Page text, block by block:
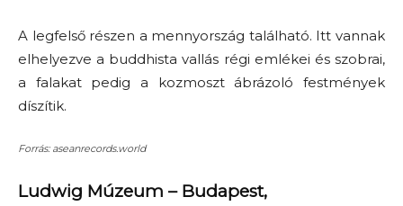
A legfelső részen a mennyország található. Itt vannak
elhelyezve a buddhista vallás régi emlékei és szobrai,
a falakat pedig a kozmoszt ábrázoló festmények
díszítik.
Forrás: aseanrecords.world
Ludwig Múzeum – Budapest,